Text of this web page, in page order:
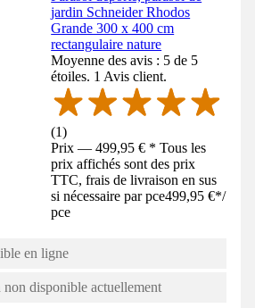
jardin Schneider Rhodos
Grande 300 x 400 cm
rectangulaire nature
Moyenne des avis : 5 de 5
étoiles. 1 Avis client.
(1)
Prix — 499,95 € * Tous les
prix affichés sont des prix
TTC, frais de livraison en sus
si nécessaire par pce499,95 €*/
pce
en ligne
non disponible actuellement